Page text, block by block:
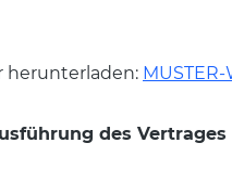
herunterladen:
des Vertrages